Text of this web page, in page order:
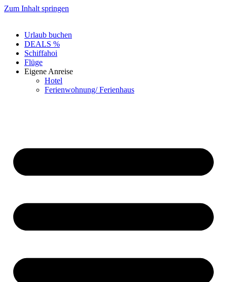
Zum Inhalt springen
Urlaub buchen
DEALS %
Schiffahoi
Flüge
Eigene Anreise
Hotel
Ferienwohnung/ Ferienhaus